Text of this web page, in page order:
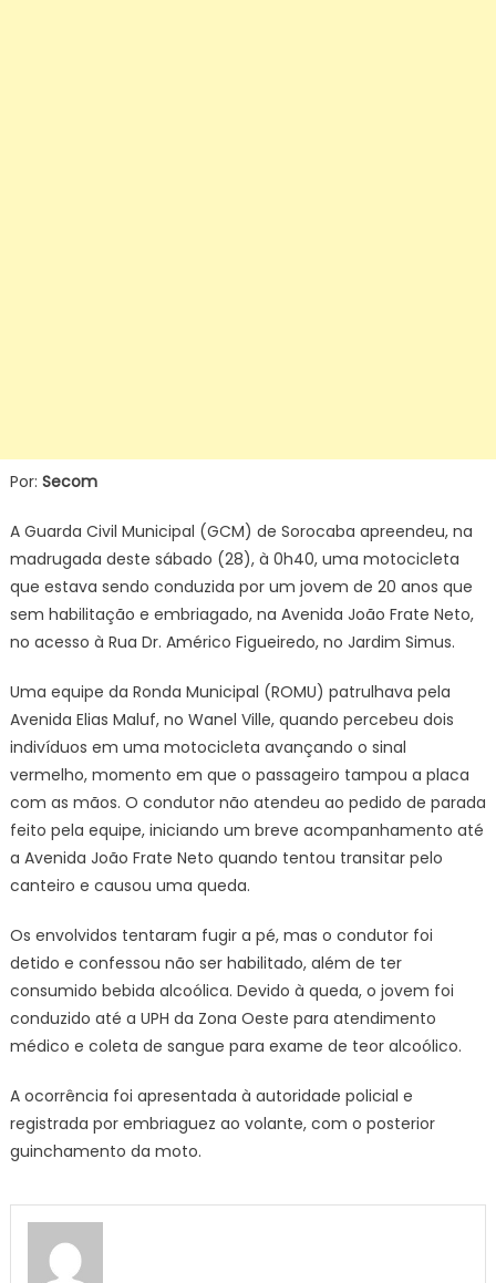
Por: Secom
A Guarda Civil Municipal (GCM) de Sorocaba apreendeu, na
madrugada deste sábado (28), à 0h40, uma motocicleta
que estava sendo conduzida por um jovem de 20 anos que
sem habilitação e embriagado, na Avenida João Frate Neto,
no acesso à Rua Dr. Américo Figueiredo, no Jardim Simus.
Uma equipe da Ronda Municipal (ROMU) patrulhava pela
Avenida Elias Maluf, no Wanel Ville, quando percebeu dois
indivíduos em uma motocicleta avançando o sinal
vermelho, momento em que o passageiro tampou a placa
com as mãos. O condutor não atendeu ao pedido de parada
feito pela equipe, iniciando um breve acompanhamento até
a Avenida João Frate Neto quando tentou transitar pelo
canteiro e causou uma queda.
Os envolvidos tentaram fugir a pé, mas o condutor foi
detido e confessou não ser habilitado, além de ter
consumido bebida alcoólica. Devido à queda, o jovem foi
conduzido até a UPH da Zona Oeste para atendimento
médico e coleta de sangue para exame de teor alcoólico.
A ocorrência foi apresentada à autoridade policial e
registrada por embriaguez ao volante, com o posterior
guinchamento da moto.